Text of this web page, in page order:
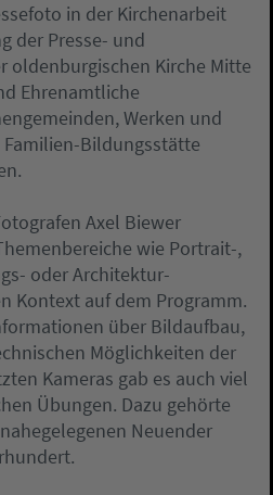
in der Kirchenarbeit
der Presse- und
oldenburgischen Kirche Mitte
Ehrenamtliche
Werken und
Familien-Bildungsstätte
Axel Biewer
wie Portrait-,
oder Architektur-
Kontext auf dem Programm.
über Bildaufbau,
Möglichkeiten der
Kameras gab es auch viel
Übungen. Dazu gehörte
Neuender